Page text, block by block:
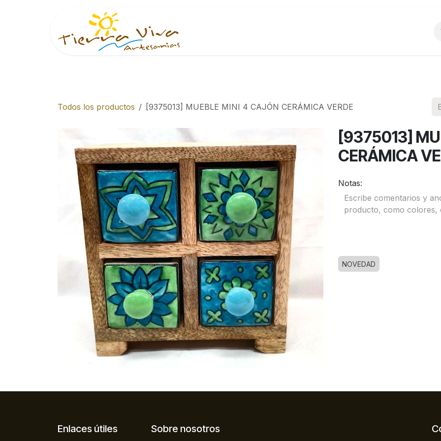
Preguntas
Todos los productos [9375013] MUEBLE MINI 4 CAJÓN CERÁMICA VERDE
[9375013]
CERÁMICA
Notas:
NOVEDAD
Enlaces útiles Sobre nosotros